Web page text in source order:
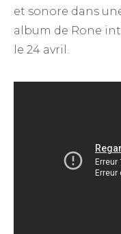
et sonore dans
album de Rone
le 24 avril.